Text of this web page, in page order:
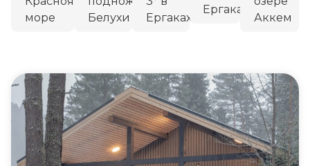
море
Белухи
Ергаках
Ергаках
Аккем